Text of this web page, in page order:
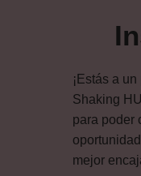
¡Estás a
Shaking
para poder
mejor